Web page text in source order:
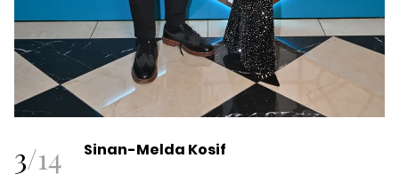
3/14 Sinan-Melda Kosif